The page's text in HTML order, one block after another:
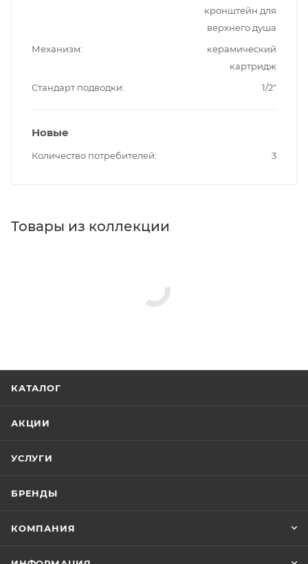
кронштейн для
верхнего душа
Механизм
керамический
картридж
Стандарт подводки
1/2"
Новые
Количество потребителей 3
Товары из коллекции
D&K
Код товара
Серия
Страна
Гарантия
Тип товара